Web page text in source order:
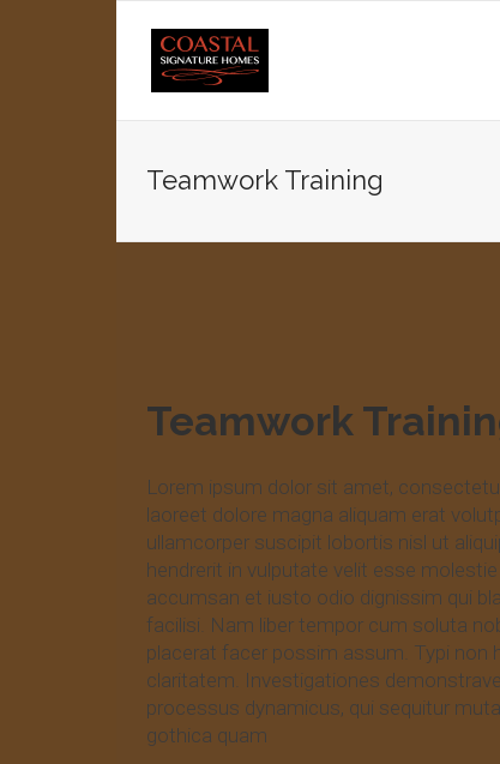
Teamwork Training
Teamwork
Lorem ipsum dolor sit amet,
laoreet dolore magna aliquam erat
ullamcorper suscipit lobortis nisl ut
hendrerit in vulputate velit esse
accumsan et iusto odio dignissim qui
facilisi. Nam liber tempor cum soluta
placerat facer possim assum. Typi non
claritatem. Investigationes
processus dynamicus, qui sequitur
gothica quam